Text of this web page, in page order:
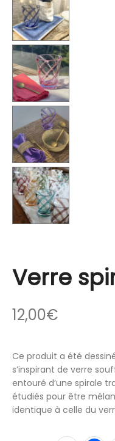
Verre
12,00€
Ce produit a été
s’inspirant de verre
entouré d’une spirale
étudiés pour être
identique à celle du